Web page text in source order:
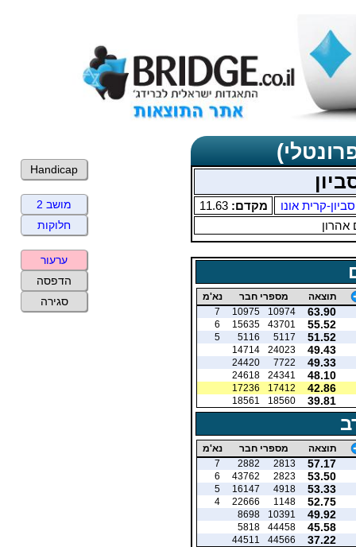
סביון-קרית אונו מקדם:11.63
אהרון
תוצאה מספרי חבר נא'מ
63.90
10974
10975
7
55.52
43701
15635
6
51.52
5117
5116
5
49.43
24023
14714
49.33
7722
24420
48.10
24341
24618
42.86
17412
17236
39.81
18560
18561
תוצאה מספרי חבר נא'מ
57.17
2813
2882
7
53.50
2823
43762
6
53.33
4918
16147
5
52.75
1148
22666
4
49.92
10391
8698
45.58
44458
5818
37.22
44566
44511
Handicap
מושב 2
חלוקות
ערעור
הדפסה
סגירה